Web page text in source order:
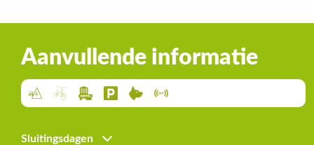
Aanvullende informatie
Sluitingsdagen